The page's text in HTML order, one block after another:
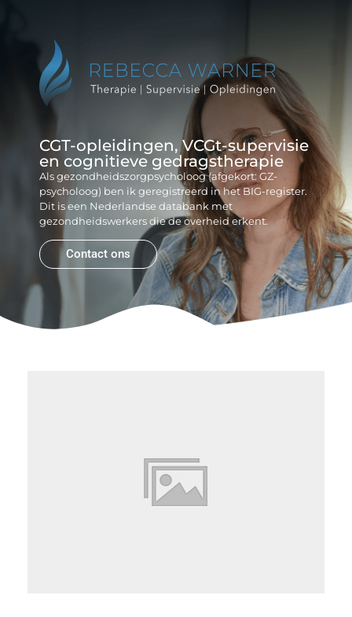
CGT-opleidingen, VCGt-supervisie
en cognitieve gedragstherapie
Als gezondheidszorgpsycholoog (afgekort: GZ-
psycholoog) ben ik geregistreerd in het BIG-register.
Dit is een Nederlandse databank met
gezondheidswerkers die de overheid erkent.
Contact ons